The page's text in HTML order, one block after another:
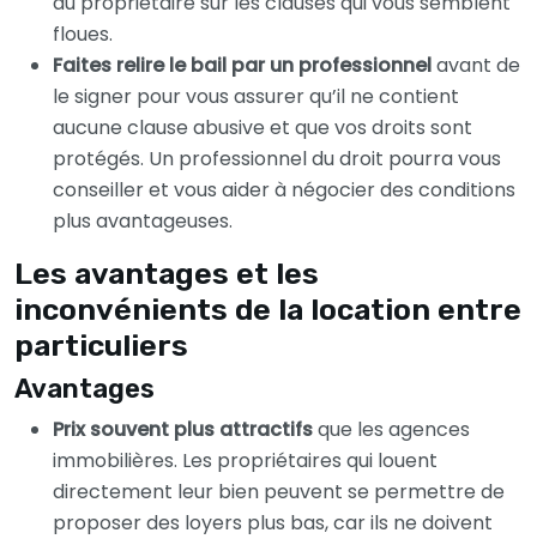
floues.
Faites relire le bail par un professionnelavant de
le signer pour vous assurer qu’il ne contient
aucune clause abusive et que vos droits sont
protégés. Un professionnel du droit pourra vous
conseiller et vous aider à négocier des conditions
plus avantageuses.
Les avantages et les
inconvénients de la location entre
particuliers
Avantages
Prix souvent plus attractifsque les agences
immobilières. Les propriétaires qui louent
directement leur bien peuvent se permettre de
proposer des loyers plus bas, car ils ne doivent